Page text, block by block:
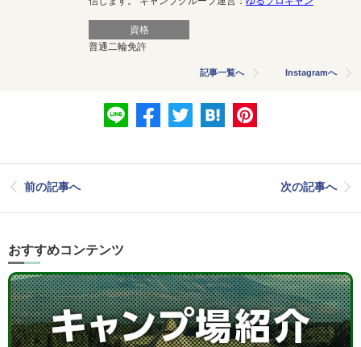
資格
普通二輪免許
記事一覧へ Instagramへ
前の記事へ 次の記事へ
おすすめコンテンツ